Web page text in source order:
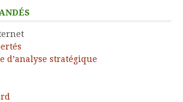
d’analyse stratégique